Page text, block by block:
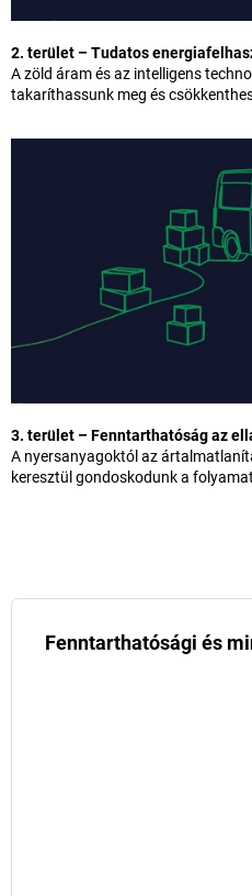
2. terület – Tudatos
A zöld áram és az intelligens
takaríthassunk meg és
3. terület – Fenntarthatóság az
A nyersanyagoktól az
keresztül gondoskodunk a
Fenntarthatósági és